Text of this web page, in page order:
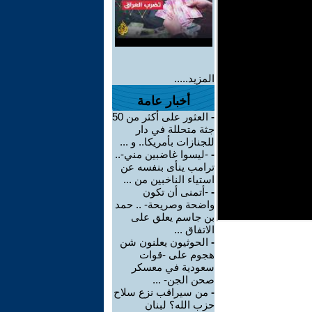
المزيد.....
أخبار عامة
-
العثور على أكثر من 50
جثة متحللة في دار
للجنازات بأمريكا.. و ...
- -ليسوا غاضبين مني-..
ترامب ينأى بنفسه عن
استياء الناخبين من ...
- -أتمنى أن تكون
واضحة وصريحة- .. حمد
بن جاسم يعلق على
الاتفاق ...
- الحوثيون يعلنون شن
هجوم على -قوات
سعودية في معسكر
صحن الجن- ...
- من سيراقب نزع سلاح
حزب الله؟ لبنان